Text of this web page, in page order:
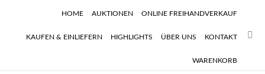
HOME AUKTIONEN ONLINE FREIHANDVERKAUF
KAUFEN & EINLIEFERN HIGHLIGHTS ÜBER UNS KONTAKT
WARENKORB